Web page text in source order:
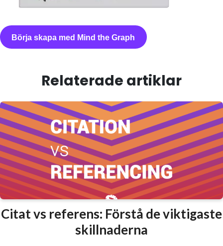
Börja skapa med Mind the Graph
Relaterade artiklar
Citat vs referens: Förstå de viktigaste
skillnaderna